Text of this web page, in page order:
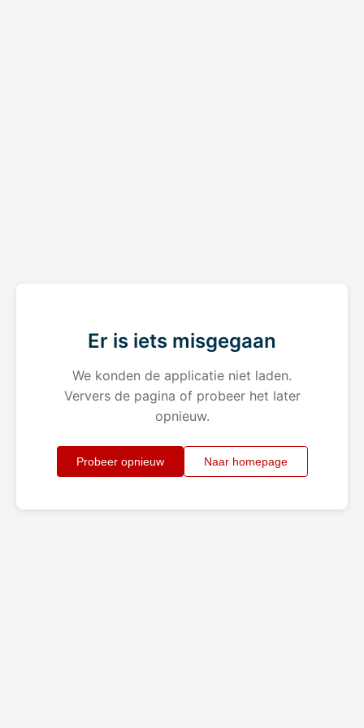
Er is iets misgegaan
We konden de applicatie niet laden.
Ververs de pagina of probeer het later
opnieuw.
Probeer opnieuw Naar homepage